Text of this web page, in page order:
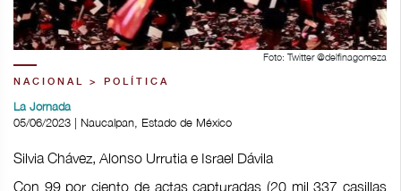
Foto: Twitter @delfinagomeza
NACIONAL > POLÍTICA
La Jornada
05/06/2023 | Naucalpan, Estado de México
Silvia Chávez, Alonso Urrutia e Israel Dávila
Con 99 por ciento de actas capturadas (20 mil 337 casillas